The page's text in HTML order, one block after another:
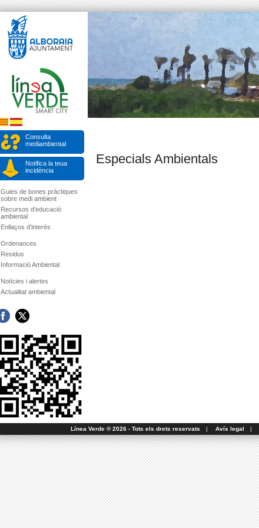
Consulta
mediambiental
Notifica la teua
incidència
Guies de bones pràctiques
sobre medi ambient
Recursos d'educació
ambiental
Enllaços d'interès
Ordenances
Residus
Informació Ambiental
Notícies i alertes
Actualitat ambiental
Especials Ambientals
Línea Verde ® 2026 - Tots els drets reservats | Avís legal |